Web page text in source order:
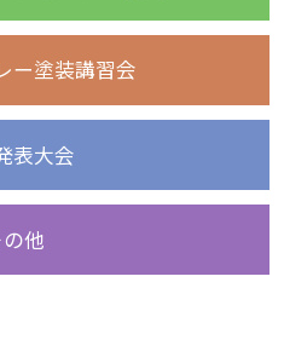
ー塗装講習会
表大会
他